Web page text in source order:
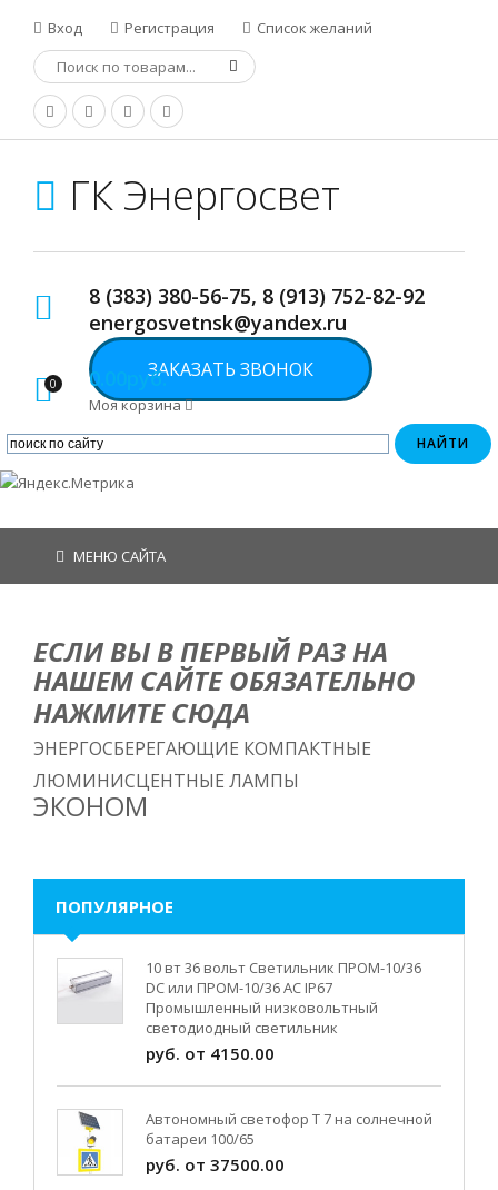
Вход Регистрация Список желаний
ГК Энергосвет
8 (383) 380-56-75, 8 (913) 752-82-92
energosvetnsk@yandex.ru
ЗАКАЗАТЬ ЗВОНОК
0 0.00руб.
Моя корзина
МЕНЮ САЙТА
ЕСЛИ ВЫ В ПЕРВЫЙ РАЗ НА
НАШЕМ САЙТЕ ОБЯЗАТЕЛЬНО
НАЖМИТЕ СЮДА
ЭНЕРГОСБЕРЕГАЮЩИЕ КОМПАКТНЫЕ
ЛЮМИНИСЦЕНТНЫЕ ЛАМПЫ
ЭКОНОМ
ПОПУЛЯРНОЕ
10 вт 36 вольт Светильник ПРОМ-10/36
DC или ПРОМ-10/36 AC IP67
Промышленный низковольтный
светодиодный светильник
руб. от 4150.00
Автономный светофор Т 7 на солнечной
батареи 100/65
руб. от 37500.00